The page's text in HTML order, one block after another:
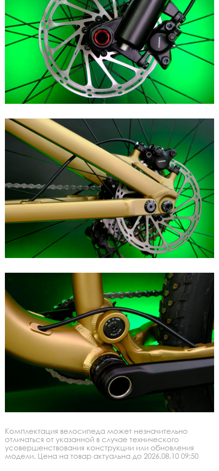
Комплектация велосипеда может незначительно
отличаться от указанной в случае технического
усовершенствования конструкции или обновления
модели. Цена на товар актуальна до 2026.08.10 09:50